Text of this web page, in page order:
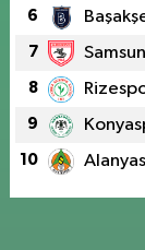
6
7
8
9
10